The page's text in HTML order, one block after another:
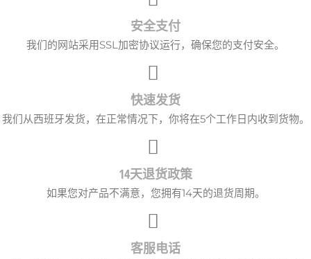
安全支付
我们的网站采用SSL加密协议运行，确保您的支付安全。
快速发货
我们从西班牙发货，在正常情况下，你将在5个工作日内收到货物。
14天退货政策
如果您对产品不满意，您拥有14天的退货周期。
客服电话